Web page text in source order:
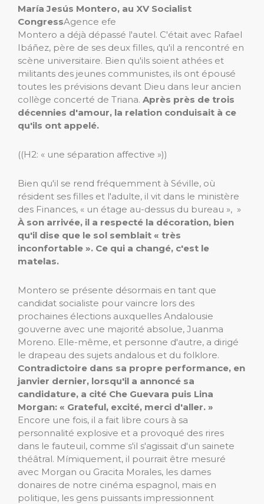
María Jesús Montero, au XV Socialist
CongressAgence efe
Montero a déjà dépassé l'autel. C'était avec Rafael
Ibáñez, père de ses deux filles, qu'il a rencontré en
scène universitaire. Bien qu'ils soient athées et
militants des jeunes communistes, ils ont épousé
toutes les prévisions devant Dieu dans leur ancien
collège concerté de Triana. Après près de trois
décennies d'amour, la relation conduisait à ce
qu'ils ont appelé.
((H2: « une séparation affective »))
Bien qu'il se rend fréquemment à Séville, où
résident ses filles et l'adulte, il vit dans le ministère
des Finances, « un étage au-dessus du bureau », »
À son arrivée, il a respecté la décoration, bien
qu'il dise que le sol semblait « très
inconfortable ». Ce qui a changé, c'est le
matelas.
Montero se présente désormais en tant que
candidat socialiste pour vaincre lors des
prochaines élections auxquelles Andalousie
gouverne avec une majorité absolue, Juanma
Moreno. Elle-même, et personne d'autre, a dirigé
le drapeau des sujets andalous et du folklore.
Contradictoire dans sa propre performance, en
janvier dernier, lorsqu'il a annoncé sa
candidature, a cité Che Guevara puis Lina
Morgan: « Grateful, excité, merci d'aller. »
Encore une fois, il a fait libre cours à sa
personnalité explosive et a provoqué des rires
dans le fauteuil, comme s'il s'agissait d'un sainete
théâtral. Mímiquement, il pourrait être mesuré
avec Morgan ou Gracita Morales, les dames
donaires de notre cinéma espagnol, mais en
politique, les gens puissants impressionnent